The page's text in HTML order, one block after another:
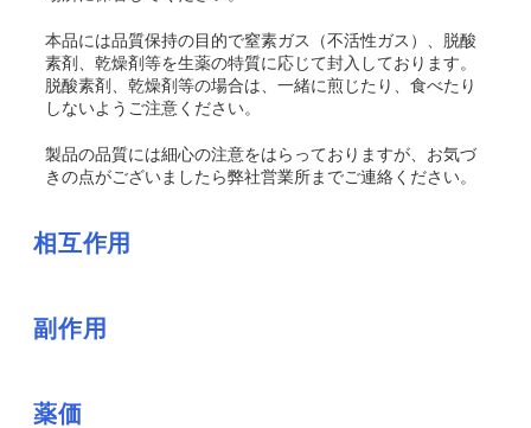
本品には品質保持の目的で窒素ガス（不活性ガス）、脱酸
素剤、乾燥剤等を生薬の特質に応じて封入しております。
脱酸素剤、乾燥剤等の場合は、一緒に煎じたり、食べたり
しないようご注意ください。
製品の品質には細心の注意をはらっておりますが、お気づ
きの点がございましたら弊社営業所までご連絡ください。
相互作用
副作用
薬価